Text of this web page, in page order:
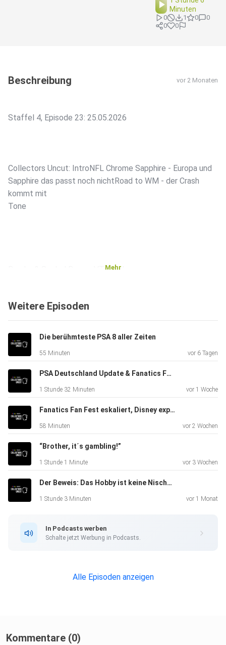
Minuten
0 1 0
0
0
0
Beschreibung vor 2 Monaten
Staffel 4, Episode 23: 25.05.2026
Collectors Uncut: IntroNFL Chrome Sapphire - Europa und
Sapphire das passt noch nichtRoad to WM - der Crash
kommt mit
⁠Tone⁠⁠⁠⁠
Breaks & Sealed Boxen: ⁠⁠⁠⁠VT Breaks⁠⁠⁠⁠
Instagram: ⁠⁠VT Breaks⁠⁠
Preise und PC im Auge behalten?
⁠⁠⁠⁠⁠⁠⁠⁠⁠⁠⁠⁠⁠⁠⁠⁠⁠⁠⁠⁠⁠⁠⁠⁠⁠⁠⁠⁠⁠⁠⁠⁠⁠⁠⁠⁠⁠⁠⁠⁠⁠⁠⁠⁠⁠⁠⁠⁠⁠⁠⁠⁠⁠⁠⁠⁠⁠⁠⁠⁠⁠⁠⁠⁠⁠⁠⁠⁠⁠⁠⁠⁠⁠⁠⁠⁠⁠⁠CardLadder!⁠⁠⁠⁠⁠⁠⁠⁠⁠⁠⁠⁠⁠⁠⁠⁠⁠⁠⁠⁠⁠⁠⁠⁠⁠⁠⁠⁠⁠⁠⁠⁠⁠⁠⁠⁠⁠⁠⁠⁠⁠⁠⁠⁠⁠⁠⁠⁠⁠⁠⁠⁠⁠⁠⁠⁠⁠⁠⁠⁠⁠⁠⁠⁠⁠⁠⁠⁠⁠⁠⁠⁠⁠⁠⁠⁠⁠⁠⁠⁠⁠⁠⁠⁠⁠⁠⁠⁠⁠⁠⁠⁠⁠⁠⁠⁠⁠⁠⁠⁠⁠⁠⁠⁠⁠⁠⁠⁠⁠⁠⁠⁠⁠⁠⁠⁠⁠⁠⁠⁠⁠⁠⁠⁠⁠⁠⁠⁠⁠⁠⁠⁠⁠⁠⁠⁠⁠⁠⁠⁠⁠⁠⁠⁠⁠⁠⁠⁠⁠⁠⁠⁠⁠⁠⁠⁠⁠⁠⁠⁠⁠⁠⁠⁠⁠⁠⁠⁠⁠⁠⁠⁠⁠⁠⁠⁠⁠⁠⁠⁠⁠⁠⁠⁠⁠⁠⁠⁠⁠⁠⁠⁠⁠⁠⁠⁠⁠⁠⁠⁠⁠⁠⁠⁠⁠⁠⁠⁠⁠⁠⁠⁠⁠⁠⁠⁠⁠⁠⁠⁠⁠⁠⁠⁠⁠⁠⁠⁠⁠⁠⁠⁠⁠
Grading⁠⁠⁠⁠⁠⁠⁠⁠⁠⁠⁠⁠⁠⁠⁠⁠⁠⁠⁠⁠⁠⁠⁠⁠⁠⁠⁠⁠⁠⁠⁠⁠⁠⁠⁠⁠⁠⁠⁠⁠⁠⁠⁠⁠⁠⁠⁠⁠⁠⁠⁠⁠⁠⁠⁠⁠⁠⁠⁠⁠⁠⁠⁠⁠⁠⁠⁠⁠⁠⁠⁠⁠⁠⁠⁠⁠⁠⁠
ab €19.99!
​Für weitere
Collectors
Mehr
Weitere Episoden
Die berühmteste PSA 8 aller Zeiten
55 Minuten vor 6 Tagen
PSA Deutschland Update & Fanatics Fest aus erster Hand - Hobby Talk mit MelMa
1 Stunde 32 Minuten vor 1 Woche
Fanatics Fan Fest eskaliert, Disney explodiert
58 Minuten vor 2 Wochen
“Brother, it´s gambling!”
1 Stunde 1 Minute vor 3 Wochen
Der Beweis: Das Hobby ist keine Nische mehr!
1 Stunde 3 Minuten vor 1 Monat
In Podcasts werben
Schalte jetzt Werbung in Podcasts.
Alle Episoden anzeigen
Kommentare (0)